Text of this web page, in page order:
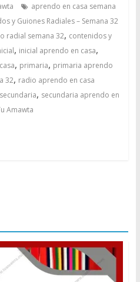
aprendo en casa semana
y Guiones Radiales – Semana 32
radial semana 32, contenidos y
, inicial aprendo en casa,
, primaria, primaria aprendo
32, radio aprendo en casa
secundaria, secundaria aprendo en
Amawta